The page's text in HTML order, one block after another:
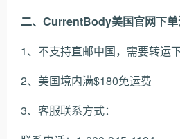
二、CurrentBody美国官网下
1、不支持直邮中国，需要转运
2、美国境内满$180免运费
3、客服联系方式：